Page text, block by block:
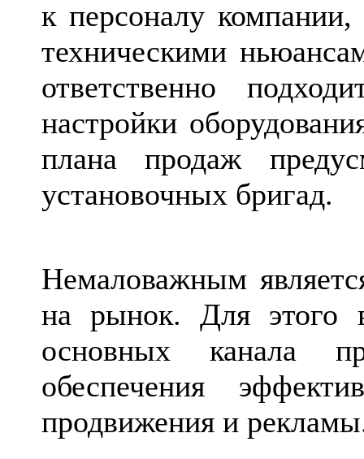
к персоналу
техническими
ответственно
настройки
плана продаж
установочных бригад.
Немаловажным
на рынок. Для этого
основных канала
обеспечения
продвижения и